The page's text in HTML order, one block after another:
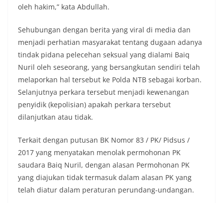
oleh hakim,” kata Abdullah.
Sehubungan dengan berita yang viral di media dan
menjadi perhatian masyarakat tentang dugaan adanya
tindak pidana pelecehan seksual yang dialami Baiq
Nuril oleh seseorang, yang bersangkutan sendiri telah
melaporkan hal tersebut ke Polda NTB sebagai korban.
Selanjutnya perkara tersebut menjadi kewenangan
penyidik (kepolisian) apakah perkara tersebut
dilanjutkan atau tidak.
Terkait dengan putusan BK Nomor 83 / PK/ Pidsus /
2017 yang menyatakan menolak permohonan PK
saudara Baiq Nuril, dengan alasan Permohonan PK
yang diajukan tidak termasuk dalam alasan PK yang
telah diatur dalam peraturan perundang-undangan.